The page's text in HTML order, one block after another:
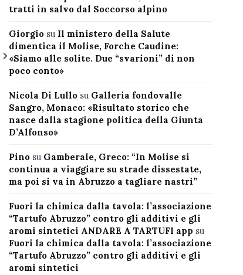
tratti in salvo dal Soccorso alpino
Giorgiosu Il ministero della Salute
dimentica il Molise, Forche Caudine:
«Siamo alle solite. Due “svarioni” di non
poco conto»
Nicola Di Lullosu Galleria fondovalle
Sangro, Monaco: «Risultato storico che
nasce dalla stagione politica della Giunta
D’Alfonso»
Pinosu Gamberale, Greco: “In Molise si
continua a viaggiare su strade dissestate,
ma poi si va in Abruzzo a tagliare nastri”
Fuori la chimica dalla tavola: l’associazione
“Tartufo Abruzzo” contro gli additivi e gli
aromi sintetici ANDARE A TARTUFI app su
Fuori la chimica dalla tavola: l’associazione
“Tartufo Abruzzo” contro gli additivi e gli
aromi sintetici